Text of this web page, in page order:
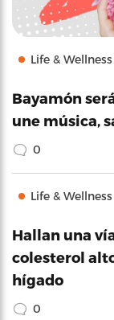
Life & Wellness
Bayamón
une música,
0
Life & Wellness
Hallan una
colesterol
hígado
0